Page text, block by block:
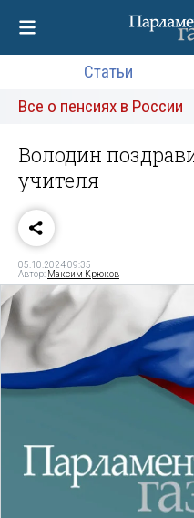
Статьи
Все о пенсиях в России
Володин
учителя
05.10.2024 09:35
Автор: Максим Крюков